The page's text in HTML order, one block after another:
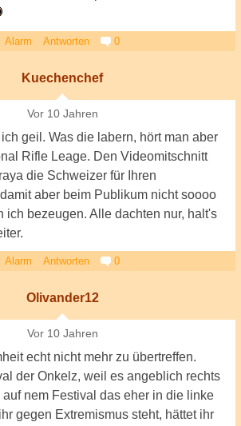
Alarm Antworten 0
Kuechenchef
Vor 10 Jahren
geil. Was die labern, hört man aber
Rifle Leage. Den Videomitschnitt
die Schweizer für Ihren
aber beim Publikum nicht soooo
ich bezeugen. Alle dachten nur, halt's
Alarm Antworten 0
Olivander12
Vor 10 Jahren
echt nicht mehr zu übertreffen.
der Onkelz, weil es angeblich rechts
nem Festival das eher in die linke
gegen Extremismus steht, hättet ihr